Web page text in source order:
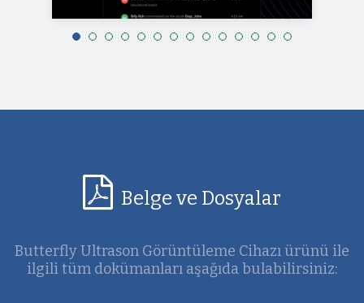
Belge ve Dosyalar
Butterfly Ultrason Görüntüleme Cihazı ürünü ile
ilgili tüm dokümanları aşağıda bulabilirsiniz: